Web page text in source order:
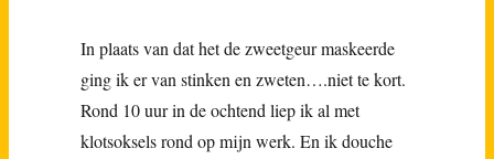
In plaats van dat het de zweetgeur maskeerde
ging ik er van stinken en zweten….niet te kort.
Rond 10 uur in de ochtend liep ik al met
klotsoksels rond op mijn werk. En ik douche